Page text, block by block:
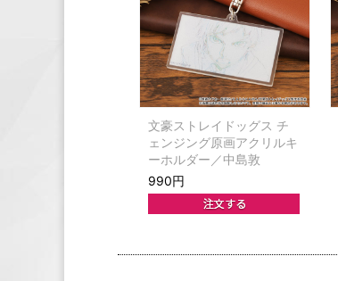
文豪ストレイドッグス チ
ェンジング原画アクリルキ
ーホルダー／中島敦
990円